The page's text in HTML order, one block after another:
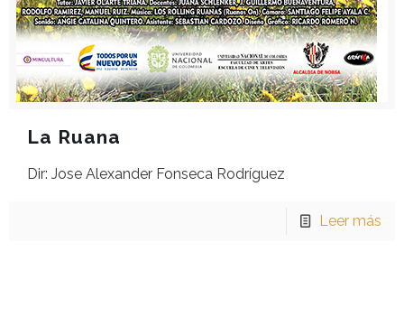
La Ruana
Dir: Jose Alexander Fonseca Rodríguez
Leer más